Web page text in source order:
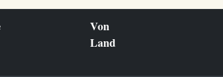
Von
Land